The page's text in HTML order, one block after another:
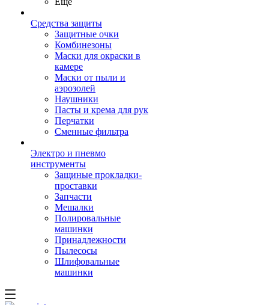
Средства защиты
Защитные очки
Комбинезоны
Маски для окраски в
камере
Маски от пыли и
аэрозолей
Наушники
Пасты и крема для рук
Перчатки
Сменные фильтра
Электро и пневмо
инструменты
Защиные прокладки-
проставки
Запчасти
Мешалки
Полировальные
машинки
Принадлежности
Пылесосы
Шлифовальные
машинки